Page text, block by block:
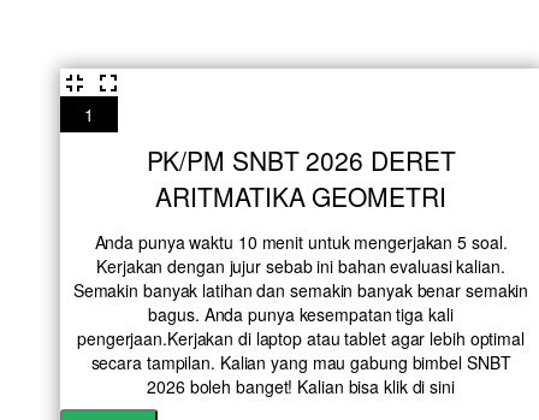
1
PK/PM SNBT 2026 DERET
ARITMATIKA GEOMETRI
Anda punya waktu 10 menit untuk mengerjakan 5 soal.
Kerjakan dengan jujur sebab ini bahan evaluasi kalian.
Semakin banyak latihan dan semakin banyak benar semakin
bagus. Anda punya kesempatan tiga kali
pengerjaan.Kerjakan di laptop atau tablet agar lebih optimal
secara tampilan. Kalian yang mau gabung bimbel SNBT
2026 boleh banget! Kalian bisa klik di sini